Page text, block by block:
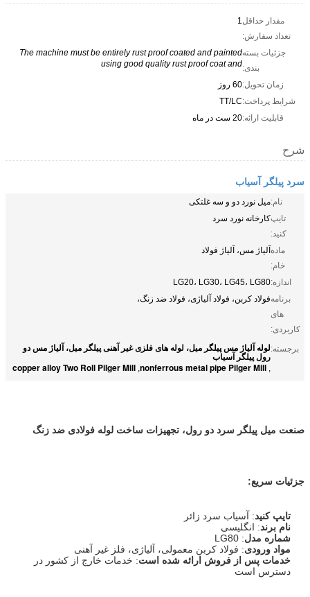
مقدار حداقل
تعداد سفارش:
1
جزئیات بسته
بندی:
The machine must be entirely rust proof coated and painted
using good quality rust proof coat and
زمان تحویل:60 روز
شرایط پرداخت:TT/LC
قابلیت ارائه:20 ست در ماه
شرح
سرد پیلگر آسیاب
نام:میل نورد دو و سه غلتکی
تایپ
کنید:
کارخانه نورد سرد
ماده
خام:
آلیاژ مس، آلیاژ فولاد
اندازه:LG20، LG30، LG45، LG80
برنامه
های
کاربردی:
فولاد کربن، فولاد آلیاژی، فولاد ضد زنگ،
برجسته:لوله آلیاژ مس پیلگر میل، لوله های فلزی غیر آهنی پیلگر میل، آلیاژ مس دو
رول پیلگر آسیاب
,
nonferrous metal pipe Pilger Mill
,
copper alloy Two Roll Pilger Mill
صنعت میل پیلگر سرد دو رول، تجهیزات ساخت لوله فولادی ضد زنگ
جزئیات سریع:
تایپ کنید: آسیاب سرد زائر
نام برند: انگلیسی
شماره مدل: LG80
مواد ورودی: فولاد کربن معمولی، آلیاژی، فلز غیر آهنی
خدمات پس از فروش ارائه شده است: خدمات خارج از کشور در
دسترس است